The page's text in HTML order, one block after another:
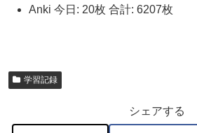
Anki 今日: 20枚 合計: 6207枚
学習記録
シェアする